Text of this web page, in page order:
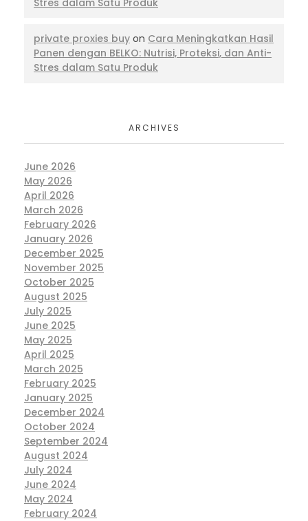
Stres dalam Satu Produk
private proxies buy on Cara Meningkatkan Hasil
Panen dengan BELKO: Nutrisi, Proteksi, dan Anti-
Stres dalam Satu Produk
ARCHIVES
June 2026
May 2026
April 2026
March 2026
February 2026
January 2026
December 2025
November 2025
October 2025
August 2025
July 2025
June 2025
May 2025
April 2025
March 2025
February 2025
January 2025
December 2024
October 2024
September 2024
August 2024
July 2024
June 2024
May 2024
February 2024